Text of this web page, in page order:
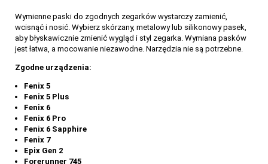
Wymienne paski do zgodnych zegarków wystarczy zamienić,
wcisnąć i nosić. Wybierz skórzany, metalowy lub silikonowy pasek,
aby błyskawicznie zmienić wygląd i styl zegarka. Wymiana pasków
jest łatwa, a mocowanie niezawodne. Narzędzia nie są potrzebne.
Zgodne urządzenia:
Fenix 5
Fenix 5 Plus
Fenix 6
Fenix 6 Pro
Fenix 6 Sapphire
Fenix 7
Epix Gen 2
Forerunner 745